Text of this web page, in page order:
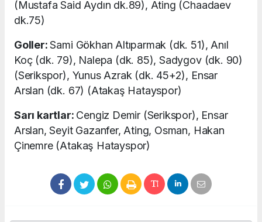
(Mustafa Said Aydın dk.89), Ating (Chaadaev
dk.75)
Goller:Sami Gökhan Altıparmak (dk. 51), Anıl
Koç (dk. 79), Nalepa (dk. 85), Sadygov (dk. 90)
(Serikspor), Yunus Azrak (dk. 45+2), Ensar
Arslan (dk. 67) (Atakaş Hatayspor)
Sarı kartlar: Cengiz Demir (Serikspor), Ensar
Arslan, Seyit Gazanfer, Ating, Osman, Hakan
Çinemre (Atakaş Hatayspor)